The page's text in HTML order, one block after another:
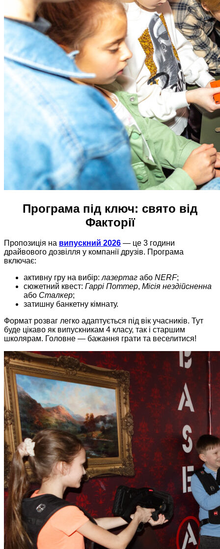
Програма під ключ: свято від
Факторії
Пропозиція на випускний 2026 — це 3 години
драйвового дозвілля у компанії друзів. Програма
включає:
активну гру на вибір:лазертаг або NERF;
сюжетний квест: Гаррі Поттер, Місія нездійсненна
або Сталкер;
затишну банкетну кімнату.
Формат розваг легко адаптується під вік учасників. Тут
буде цікаво як випускникам 4 класу, так і старшим
школярам. Головне — бажання грати та веселитися!